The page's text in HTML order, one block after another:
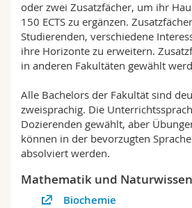
Math.-Nat. und Med. Fak.
Interfakultär
Mitarbeitende
Doktorierende
Webmail
Vorlesungsverzeichnis
oder zwei Zusatzfächer, um ihr
150 ECTS zu ergänzen.
Studierenden, verschiedene
ihre Horizonte zu erweitern.
in anderen Fakultäten gewählt
Alle Bachelors der Fakultät sind
zweisprachig. Die
Dozierenden gewählt, aber
können in der bevorzugten
absolviert werden.
Mathematik und
Biochemie